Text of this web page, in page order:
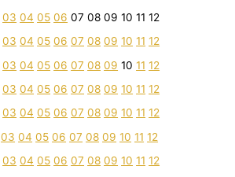
03 04 05 06 07 08 09 10 11 12
03 04 05 06 07 08 09 10 11 12
03 04 05 06 07 08 09 10 11 12
03 04 05 06 07 08 09 10 11 12
03 04 05 06 07 08 09 10 11 12
03 04 05 06 07 08 09 10 11 12
03 04 05 06 07 08 09 10 11 12